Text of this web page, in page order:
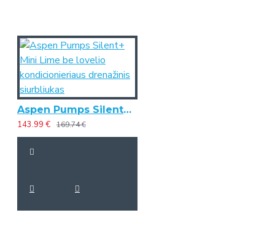
Aspen Pumps Silent+ Mini Lime be lovelio kondicionieriaus drenažinis siurbliukas
143.99 € 169.74 €